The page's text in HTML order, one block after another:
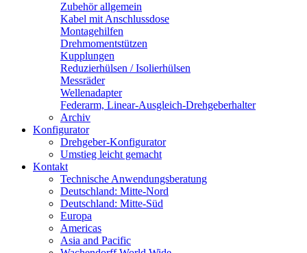
Zubehör allgemein
Kabel mit Anschlussdose
Montagehilfen
Drehmomentstützen
Kupplungen
Reduzierhülsen / Isolierhülsen
Messräder
Wellenadapter
Federarm, Linear-Ausgleich-Drehgeberhalter
Archiv
Konfigurator
Drehgeber-Konfigurator
Umstieg leicht gemacht
Kontakt
Technische Anwendungsberatung
Deutschland: Mitte-Nord
Deutschland: Mitte-Süd
Europa
Americas
Asia and Pacific